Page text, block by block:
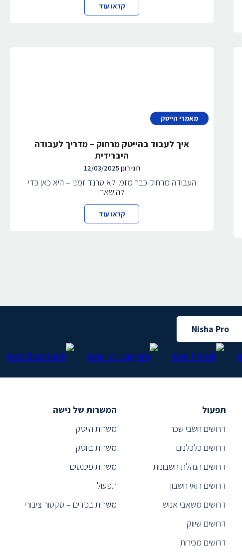
קראו עוד
מאמרי הייטק
איך לעבוד בהייטק מרחוק – מדריך לעבודה
היברידית
רוני רונן 12/03/2025
העבודה מרחוק כבר מזמן לא טרנד זמני – היא כאן כדי
להישאר
קראו עוד
Nisha Pro
תפעול
דרושים חשבי שכר
דרושים כלכלנים
דרושים הנהלת חשבונות
דרושים רואי חשבון
דרושים משאבי אנוש
דרושים שיווק
דרושים מכירות
המשרות של נישה
משרות הייטק
משרות ביוטק
משרות פיננסים
תפעול
משרות בכירים – סקטור ציבורי